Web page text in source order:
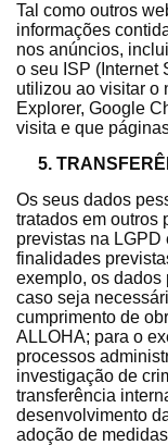
Tal como outros
informações
nos anúncios,
o seu ISP (Internet
utilizou ao visitar o
Explorer, Google
visita e que
5.
Os seus dados
tratados em outros
previstas na
finalidades
exemplo, os dados
caso seja
cumprimento de
ALLOHA; para o
processos
investigação de
transferência
desenvolvimento
adoção de